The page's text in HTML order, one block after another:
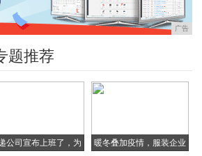
广告
题推荐
公司宣布上班了，为
暖冬叠加疫情，服装企业